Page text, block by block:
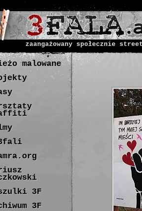
zaangażowany społecznie
malowane
3F
3F